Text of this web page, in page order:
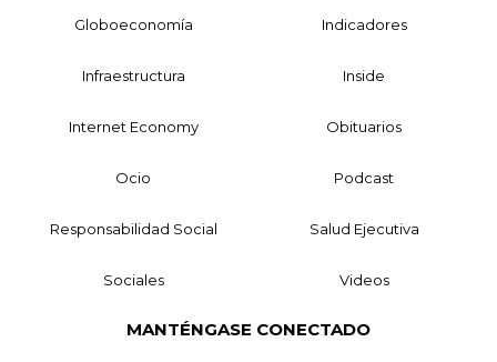
Globoeconomía Indicadores
Infraestructura Inside
Internet Economy Obituarios
Ocio Podcast
Responsabilidad Social Salud Ejecutiva
Sociales Videos
MANTÉNGASE CONECTADO